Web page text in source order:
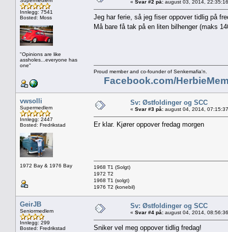
Innlegg: 7541
Bosted: Moss
"Opinions are like
assholes...everyone has
one"
« Svar #2 på: august 03, 2014,
Jeg har ferie, så jeg fiser oppover tidlig på
Må bare få tak på en liten bilhenger (maks
Proud member and co-founder of Senkemafia'n.
Facebook.com/
vwsolli
Supermedlem
Innlegg: 2447
Bosted: Fredrikstad
1972 Bay & 1976 Bay
Sv: Østfoldinger og SCC
« Svar #3 på: august 04, 2014,
Er klar. Kjører oppover fredag morgen
1968 T1 (Solgt)
1972 T2
1968 T1 (solgt)
1976 T2 (konebil)
GeirJB
Seniormedlem
Innlegg: 299
Bosted: Fredrikstad
Sv: Østfoldinger og SCC
« Svar #4 på: august 04, 2014,
Sniker vel meg oppover tidlig fredag!